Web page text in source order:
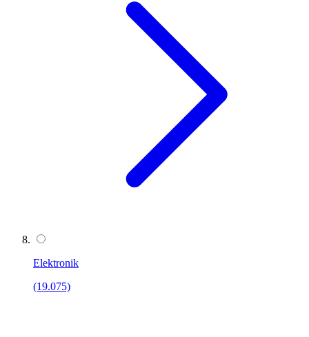
Elektronik
(19.075)